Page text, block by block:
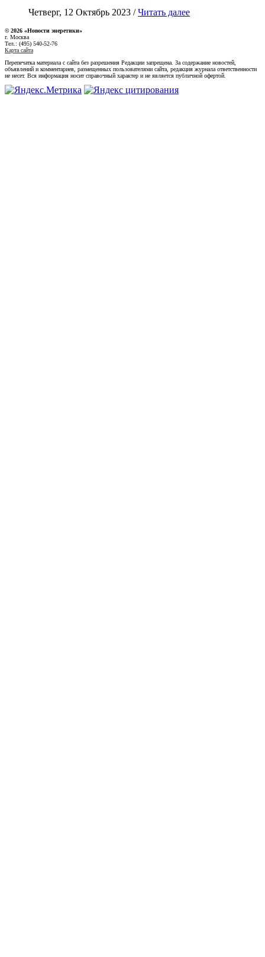
Четверг, 12 Октябрь 2023 /Читать далее
© 2026 «Новости энеретики»
г. Москва
Тел.: (495) 540-52-76
Карта сайта
Перепечатка материала с сайта без разрешения Редакции запрещена. За содержание новостей,
объявлений и комментариев, размещенных пользователями сайта, редакция журнала ответственности
не несет. Вся информация носит справочный характер и не является публичной офертой.